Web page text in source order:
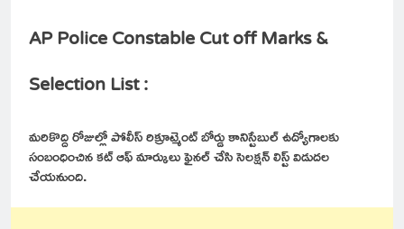
AP Police Constable Cut off Marks &
Selection List :
మరికొద్ది రోజుల్లో పోలీస్ రిక్రూట్మెంట్ బోర్డు కానిస్టేబుల్ ఉద్యోగాలకు
సంబంధించిన కట్ ఆఫ్ మార్కులు ఫైనల్ చేసి సెలక్షన్ లిస్ట్ విడుదల
చేయనుంది.